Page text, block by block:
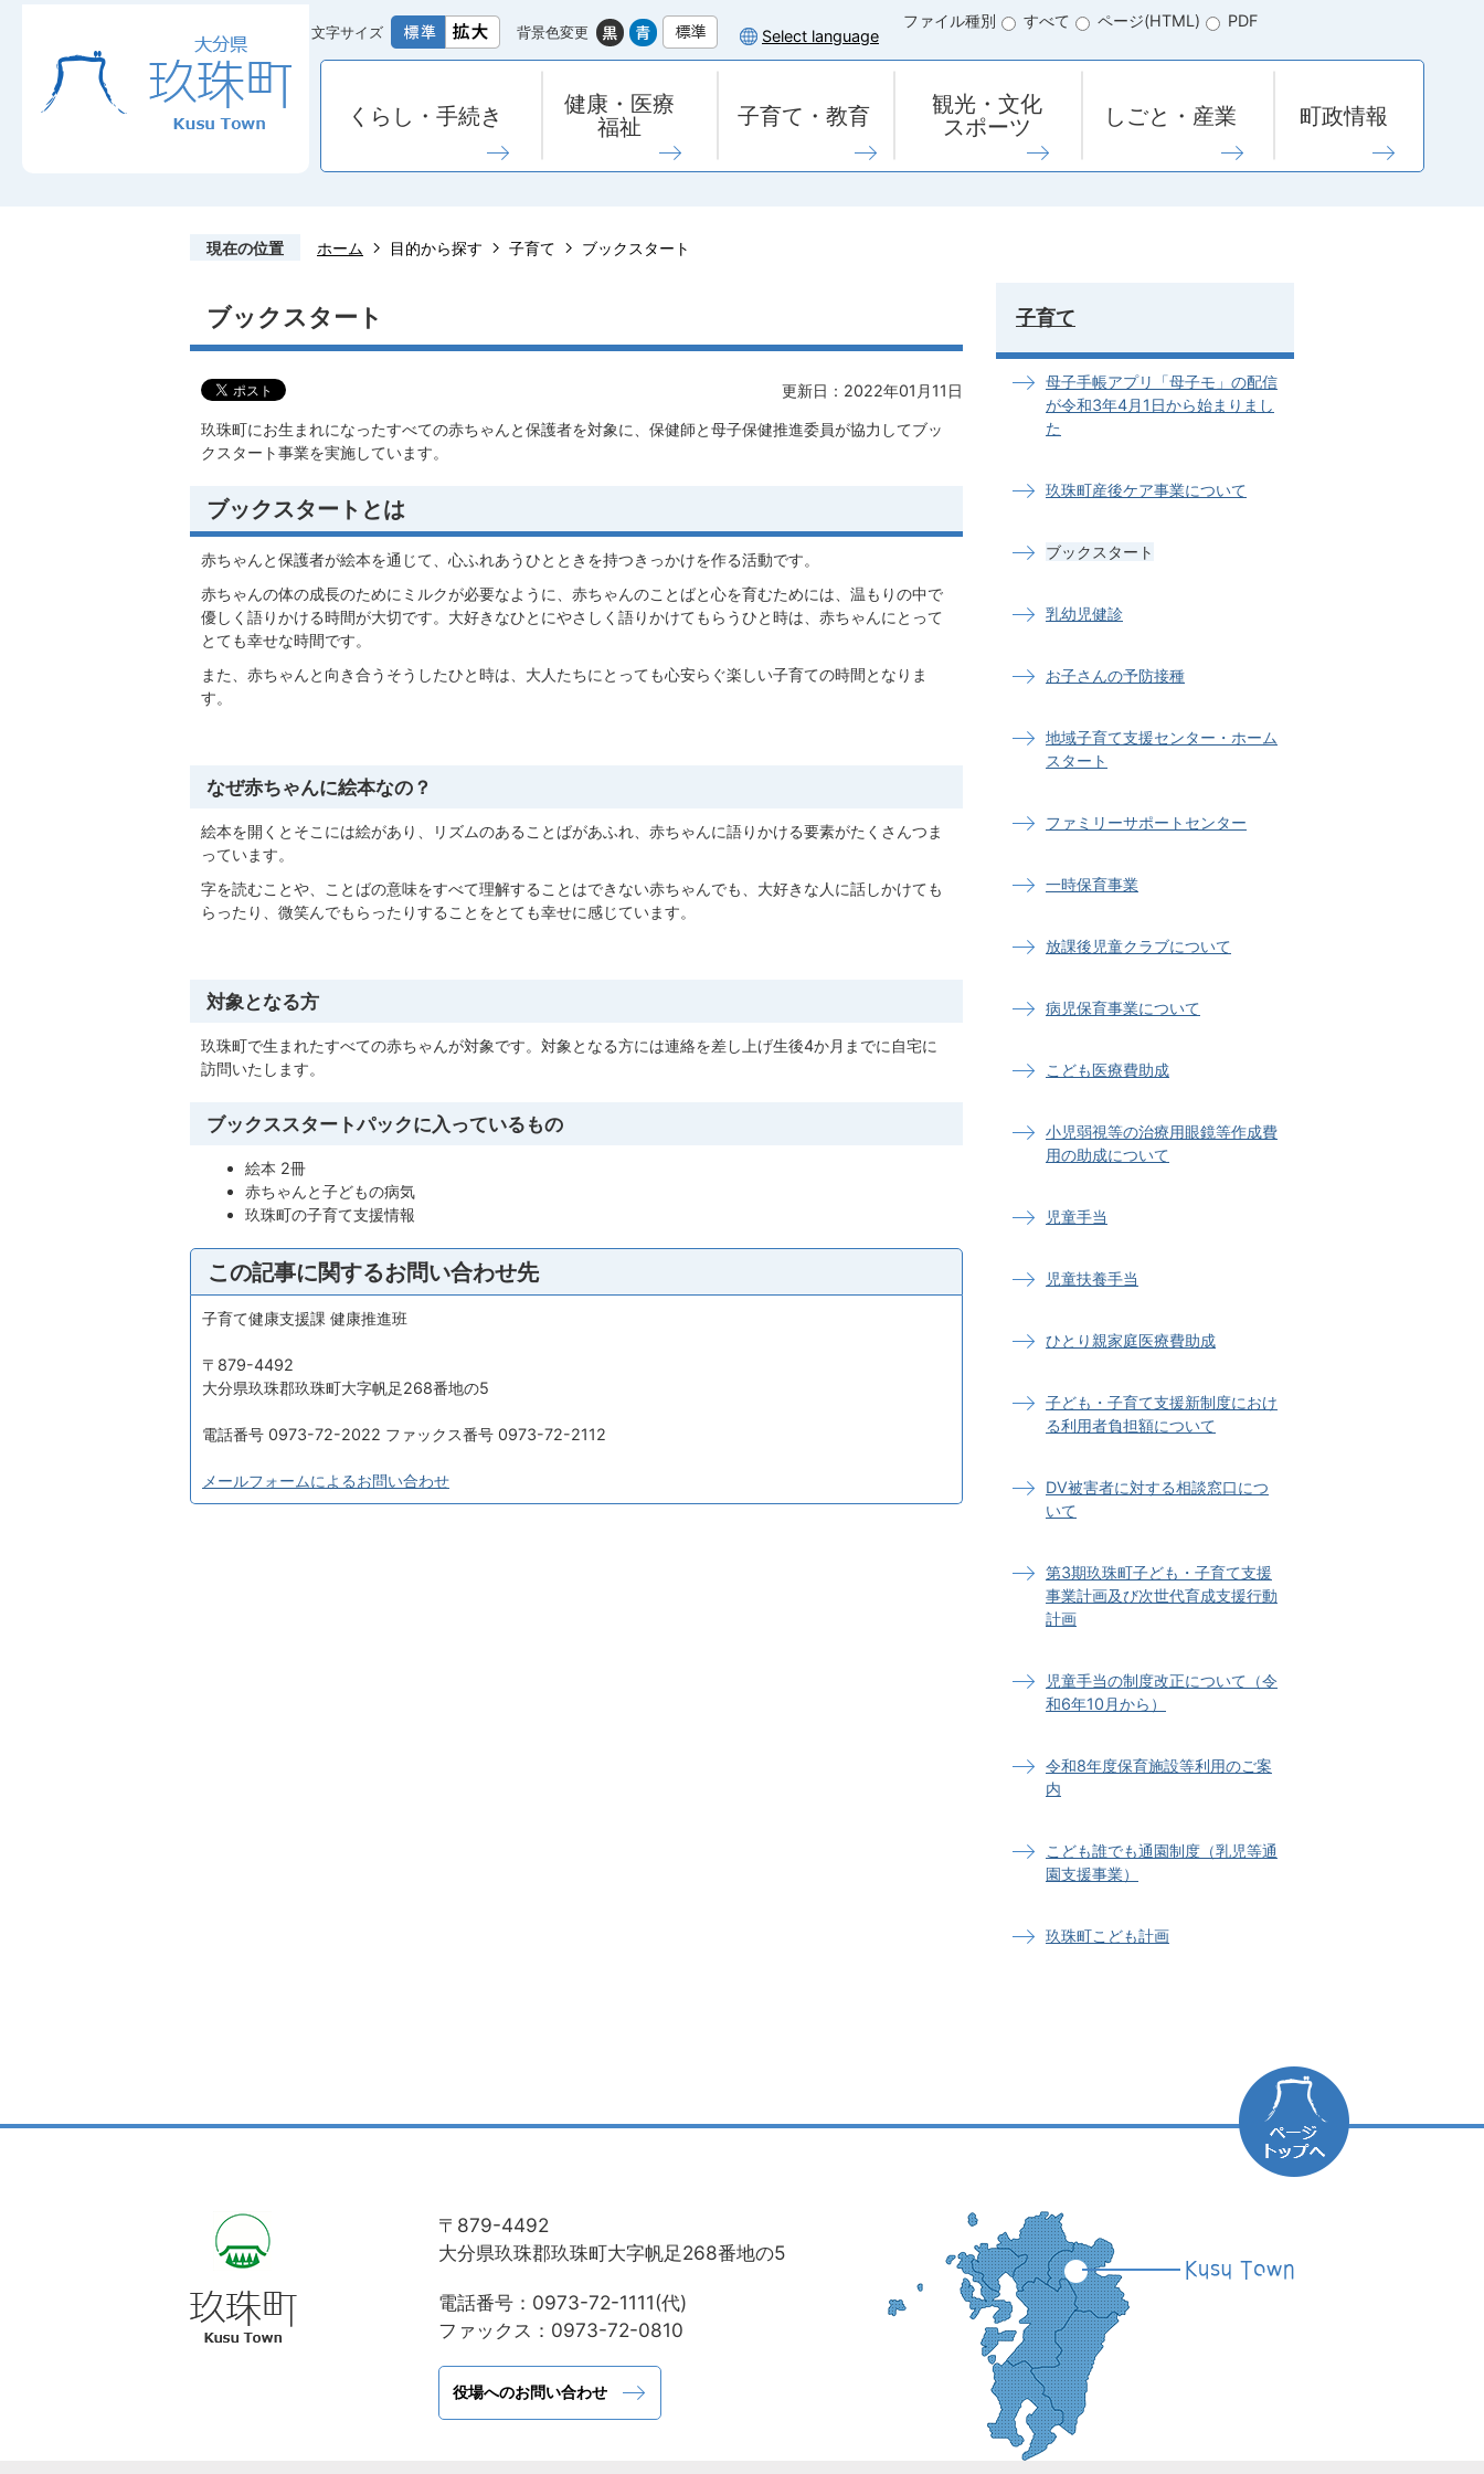
文字サイズ 背景色変更 Select language
ファイル種別 すべて ページ(HTML) PDF
くらし・手続き
健康・医療
福祉
子育て・教育
観光・文化
スポーツ
しごと・産業 町政情報
現在の位置 ホーム 目的から探す 子育て ブックスタート
ブックスタート
更新日：2022年01月11日
玖珠町にお生まれになったすべての赤ちゃんと保護者を対象に、保健師と母子保健推進委員が協力してブッ
クスタート事業を実施しています。
ブックスタートとは
赤ちゃんと保護者が絵本を通じて、心ふれあうひとときを持つきっかけを作る活動です。
赤ちゃんの体の成長のためにミルクが必要なように、赤ちゃんのことばと心を育むためには、温もりの中で
優しく語りかける時間が大切です。大好きなひとにやさしく語りかけてもらうひと時は、赤ちゃんにとって
とても幸せな時間です。
また、赤ちゃんと向き合うそうしたひと時は、大人たちにとっても心安らぐ楽しい子育ての時間となりま
す。
なぜ赤ちゃんに絵本なの？
絵本を開くとそこには絵があり、リズムのあることばがあふれ、赤ちゃんに語りかける要素がたくさんつま
っています。
字を読むことや、ことばの意味をすべて理解することはできない赤ちゃんでも、大好きな人に話しかけても
らったり、微笑んでもらったりすることをとても幸せに感じています。
対象となる方
玖珠町で生まれたすべての赤ちゃんが対象です。対象となる方には連絡を差し上げ生後4か月までに自宅に
訪問いたします。
ブックススタートパックに入っているもの
絵本 2冊
赤ちゃんと子どもの病気
玖珠町の子育て支援情報
この記事に関するお問い合わせ先
子育て健康支援課 健康推進班
〒879-4492
大分県玖珠郡玖珠町大字帆足268番地の5
電話番号 0973-72-2022 ファックス番号 0973-72-2112
メールフォームによるお問い合わせ
子育て
母子手帳アプリ「母子モ」の配信
が令和3年4月1日から始まりまし
た
玖珠町産後ケア事業について
ブックスタート
乳幼児健診
お子さんの予防接種
地域子育て支援センター・ホーム
スタート
ファミリーサポートセンター
一時保育事業
放課後児童クラブについて
病児保育事業について
こども医療費助成
小児弱視等の治療用眼鏡等作成費
用の助成について
児童手当
児童扶養手当
ひとり親家庭医療費助成
子ども・子育て支援新制度におけ
る利用者負担額について
DV被害者に対する相談窓口につ
いて
第3期玖珠町子ども・子育て支援
事業計画及び次世代育成支援行動
計画
児童手当の制度改正について（令
和6年10月から）
令和8年度保育施設等利用のご案
内
こども誰でも通園制度（乳児等通
園支援事業）
玖珠町こども計画
〒879-4492
大分県玖珠郡玖珠町大字帆足268番地の5
電話番号：0973-72-1111(代)
ファックス：0973-72-0810
役場へのお問い合わせ